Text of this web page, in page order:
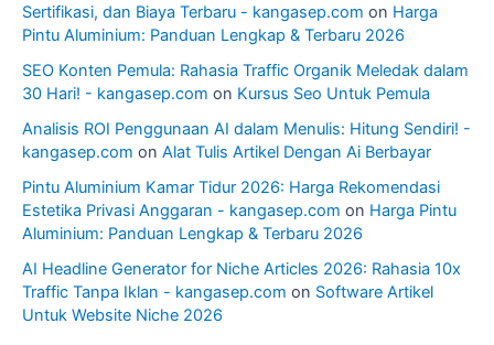
Sertifikasi, dan Biaya Terbaru - kangasep.com on Harga
Pintu Aluminium: Panduan Lengkap & Terbaru 2026
SEO Konten Pemula: Rahasia Traffic Organik Meledak dalam
30 Hari! - kangasep.com on Kursus Seo Untuk Pemula
Analisis ROI Penggunaan AI dalam Menulis: Hitung Sendiri! -
kangasep.com on Alat Tulis Artikel Dengan Ai Berbayar
Pintu Aluminium Kamar Tidur 2026: Harga Rekomendasi
Estetika Privasi Anggaran - kangasep.com on Harga Pintu
Aluminium: Panduan Lengkap & Terbaru 2026
AI Headline Generator for Niche Articles 2026: Rahasia 10x
Traffic Tanpa Iklan - kangasep.com on Software Artikel
Untuk Website Niche 2026